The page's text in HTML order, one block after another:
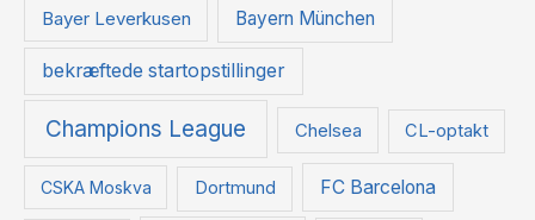
Bayer Leverkusen Bayern München
bekræftede startopstillinger
Champions League Chelsea CL-optakt
CSKA Moskva Dortmund FC Barcelona